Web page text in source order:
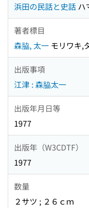
浜田の民話と史話
著者標目
森脇, 太一 モリワキ,
出版事項
江津 : 森脇太一
出版年月日等
1977
出版年（W3CDTF）
1977
数量
２サツ ; ２６ｃｍ